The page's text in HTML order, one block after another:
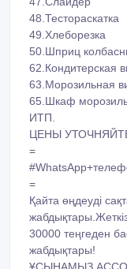
48.Тестораскатка
49.Хлеборезка
50.Шприц
62.Кондитерская
63.Морозильная
65.Шкаф
ИТП.
ЦЕНЫ
Қайта өңдеуді
30000 теңгеден
жабдықтары!
ҰСЫНАМЫЗ